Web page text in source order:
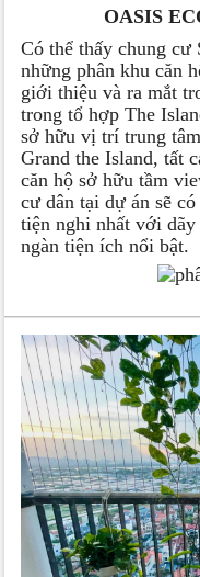
OASIS
Có thể thấy chung cư
những phân khu căn
giới thiệu và ra mắt
trong tổ hợp The
sở hữu vị trí trung
Grand the Island, tất
căn hộ sở hữu tầm
cư dân tại dự án sẽ
tiện nghi nhất với
ngàn tiện ích nổi bật.
Tổng
TỔNG QUAN CĂN
ECOPARK VĂN
Vị trí căn hộ chung
Căn hộ chung cư
của khu đô thị
tiện. Bên cạnh đó, vị
· Được tiếp giáp
sản phẩm thượng
· Được giáp với